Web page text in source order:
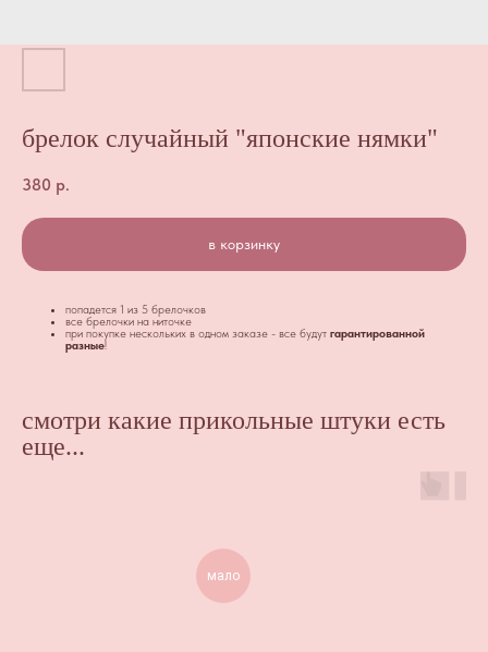
брелок случайный "японские нямки"
380 р.
в корзинку
попадется 1 из 5 брелочков
все брелочки на ниточке
при покупке нескольких в одном заказе - все будут гарантированной
разные!
смотри какие прикольные штуки есть
еще...
мало